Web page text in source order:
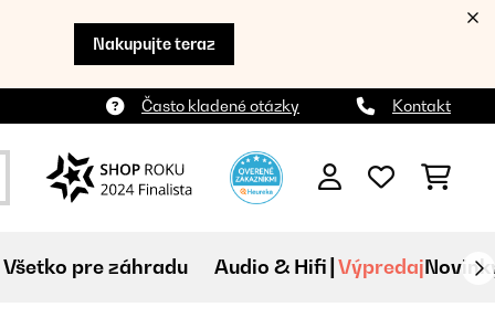
Nakupujte teraz
Často kladené otázky Kontakt
Všetko pre záhradu Audio & Hifi Výpredaj